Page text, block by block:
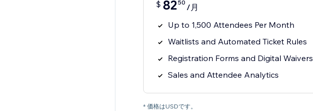
$ 8250 /月
Up to 1,500 Attendees Per Month
Waitlists and Automated Ticket Rules
Registration Forms and Digital Waivers
Sales and Attendee Analytics
* 価格はUSDです。